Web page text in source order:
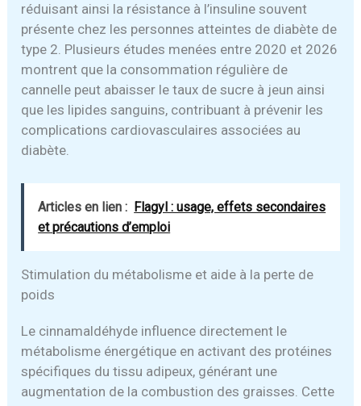
réduisant ainsi la résistance à l’insuline souvent
présente chez les personnes atteintes de diabète de
type 2. Plusieurs études menées entre 2020 et 2026
montrent que la consommation régulière de
cannelle peut abaisser le taux de sucre à jeun ainsi
que les lipides sanguins, contribuant à prévenir les
complications cardiovasculaires associées au
diabète.
Articles en lien : Flagyl : usage, effets secondaires
et précautions d’emploi
Stimulation du métabolisme et aide à la perte de
poids
Le cinnamaldéhyde influence directement le
métabolisme énergétique en activant des protéines
spécifiques du tissu adipeux, générant une
augmentation de la combustion des graisses. Cette